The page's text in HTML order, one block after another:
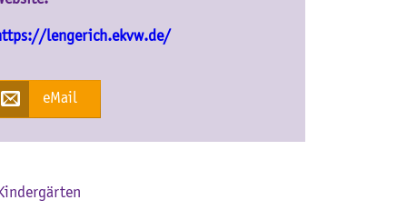
lengerich.ekvw.de/
eMail
Kindergärten